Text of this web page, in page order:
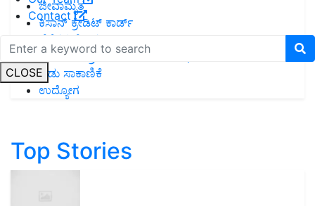
Contact
CLOSE
ಜೀವಾಮೃತ
ಕಿಸಾನ್ ಕ್ರೇಡಿಟ್ ಕಾರ್ಡ್
ಬೆಳೆಗಳ ರೋಗ
ಕೃಷಿ ಯಂತ್ರೋಪಕರಣಗಳ ಸಹಾಯಧನ
ಆಡು ಸಾಕಾಣಿಕೆ
ಉದ್ಯೋಗ
Top Stories